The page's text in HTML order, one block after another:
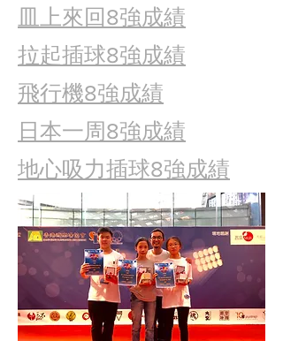
皿上來回8強成績
拉起插球8強成績
飛行機8強成績
日本一周8強成績
地心吸力插球8強成績